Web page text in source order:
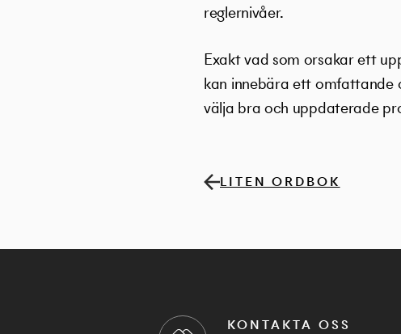
reglernivåer.
Exakt vad som orsakar ett
kan innebära ett omfattande
välja bra och uppdaterade
LITEN ORDBOK
KONTAKTA OSS